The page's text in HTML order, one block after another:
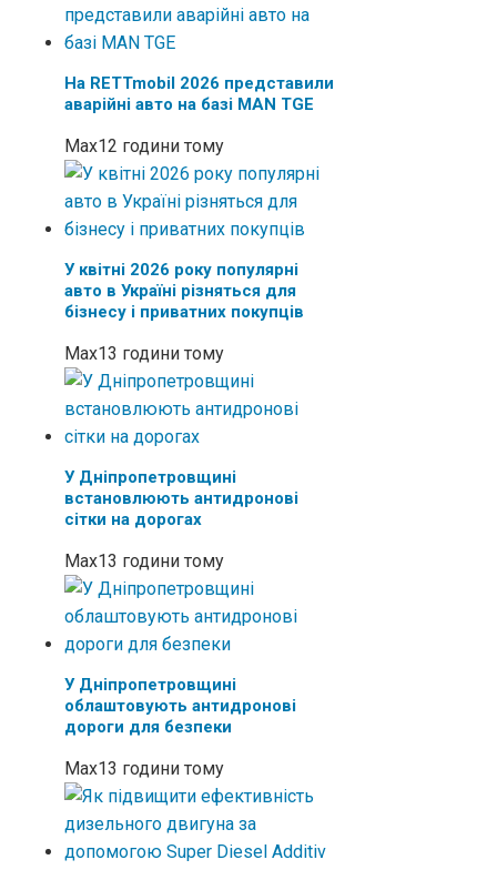
На RETTmobil 2026 представили
аварійні авто на базі MAN TGE
Max12 години тому
У квітні 2026 року популярні
авто в Україні різняться для
бізнесу і приватних покупців
Max13 години тому
У Дніпропетровщині
встановлюють антидронові
сітки на дорогах
Max13 години тому
У Дніпропетровщині
облаштовують антидронові
дороги для безпеки
Max13 години тому